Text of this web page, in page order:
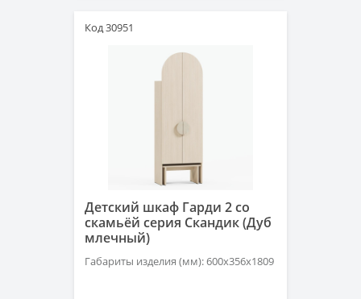
Код 30951
Детский шкаф Гарди 2 со
скамьёй серия Скандик (Дуб
млечный)
Габариты изделия (мм): 600х356х1809